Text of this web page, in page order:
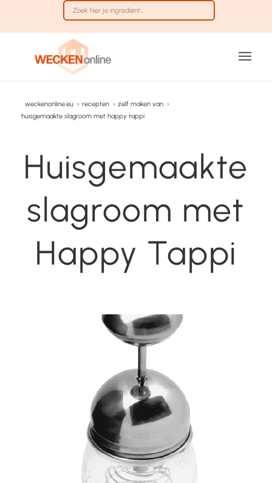
weckenonline.eu › recepten › zelf maken van ›
huisgemaakte slagroom met happy tappi
Huisgemaakte
slagroom met
Happy Tappi